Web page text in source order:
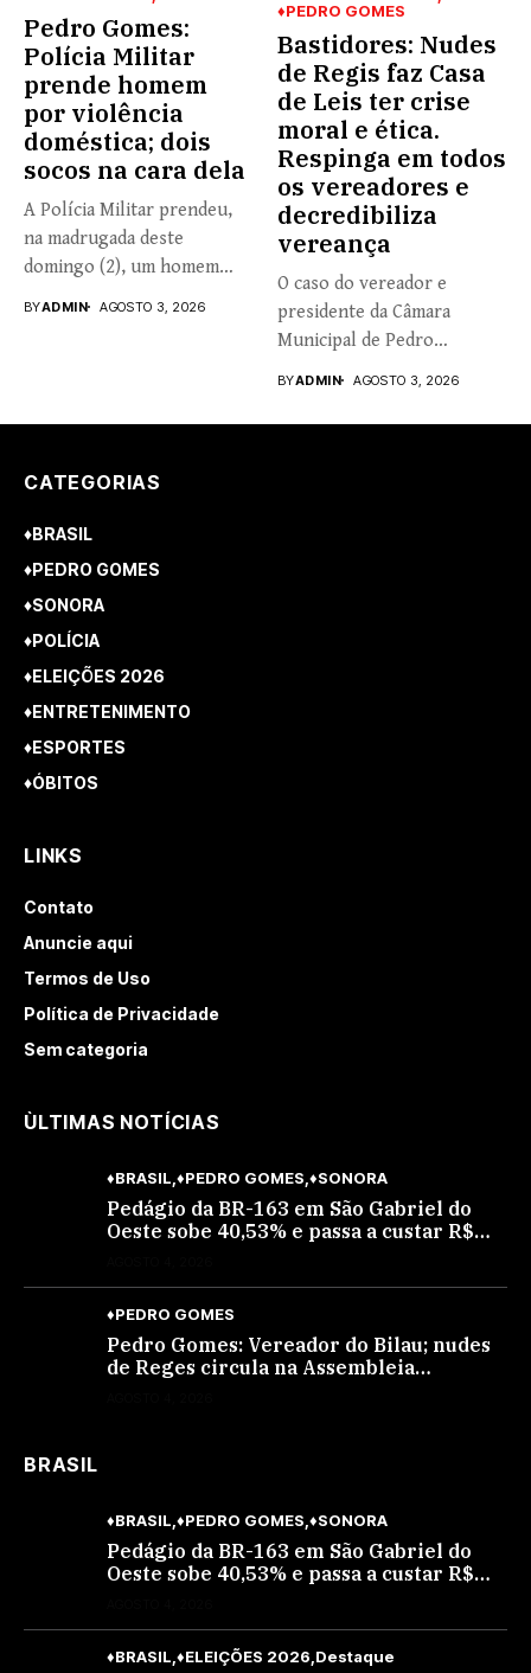
Pedro Gomes:
Polícia Militar
prende homem
por violência
doméstica; dois
socos na cara dela
A Polícia Militar prendeu,
na madrugada deste
domingo (2), um homem
BYADMIN AGOSTO 3, 2026
♦PEDRO GOMES
Bastidores: Nudes
de Regis faz Casa
de Leis ter crise
moral e ética.
Respinga em todos
os vereadores e
decredibiliza
vereança
O caso do vereador e
presidente da Câmara
Municipal de Pedro
BYADMIN AGOSTO 3, 2026
CATEGORIAS
♦BRASIL
♦PEDRO GOMES
♦SONORA
♦POLÍCIA
♦ELEIÇÕES 2026
♦ENTRETENIMENTO
♦ESPORTES
♦ÓBITOS
LINKS
Contato
Anuncie aqui
Termos de Uso
Política de Privacidade
Sem categoria
ÙLTIMAS NOTÍCIAS
♦BRASIL ♦PEDRO GOMES ♦SONORA
Pedágio da BR-163 em São Gabriel do
Oeste sobe 40,53% e passa a custar R$
♦PEDRO GOMES
Pedro Gomes: Vereador do Bilau; nudes
de Reges circula na Assembleia
BRASIL
♦BRASIL ♦PEDRO GOMES ♦SONORA
Pedágio da BR-163 em São Gabriel do
Oeste sobe 40,53% e passa a custar R$
♦BRASIL ♦ELEIÇÕES 2026 Destaque